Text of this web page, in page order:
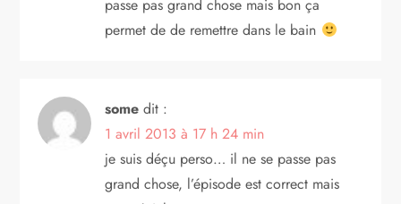
passe pas grand chose mais bon ça
permet de de remettre dans le bain
some dit :
1 avril 2013 à 17 h 24 min
je suis déçu perso… il ne se passe pas
grand chose, l’épisode est correct mais